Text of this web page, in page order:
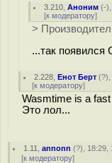
3.210 ,Аноним (-
[к модератору]
>
...так
2.228 ,Енот Берт (?),
[к модератору]
Wasmtime is a
Это лол...
1.11 ,annonn (?), 18:29,
[к модератору]